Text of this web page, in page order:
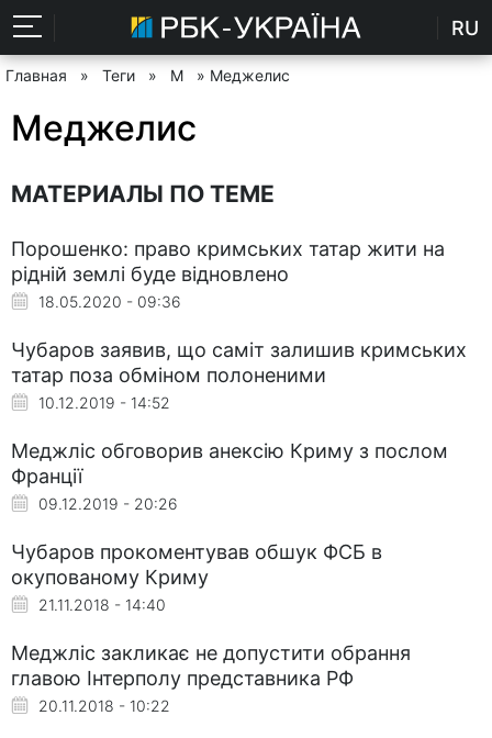
RU
Главная » Теги » М » Меджелис
Меджелис
МАТЕРИАЛЫ ПО ТЕМЕ
Порошенко: право кримських татар жити на
рідній землі буде відновлено
18.05.2020 - 09:36
Чубаров заявив, що саміт залишив кримських
татар поза обміном полоненими
10.12.2019 - 14:52
Меджліс обговорив анексію Криму з послом
Франції
09.12.2019 - 20:26
Чубаров прокоментував обшук ФСБ в
окупованому Криму
21.11.2018 - 14:40
Меджліс закликає не допустити обрання
главою Інтерполу представника РФ
20.11.2018 - 10:22